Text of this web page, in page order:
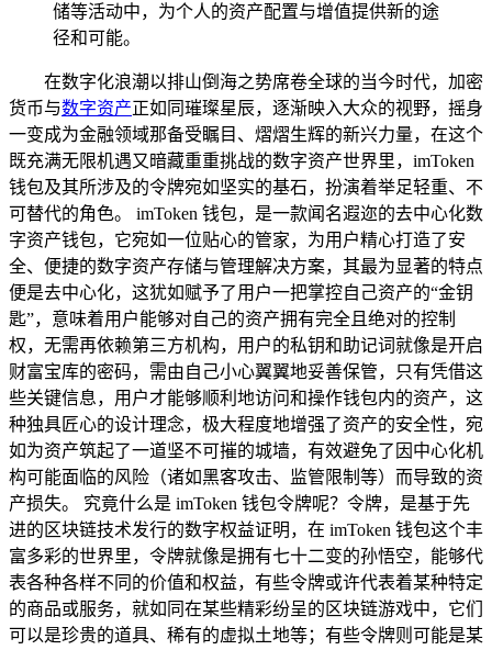
储等活动中，为个人的资产配置与增值提供新的途
径和可能。
在数字化浪潮以排山倒海之势席卷全球的当今时代，加密
货币与数字资产正如同璀璨星辰，逐渐映入大众的视野，摇身
一变成为金融领域那备受瞩目、熠熠生辉的新兴力量，在这个
既充满无限机遇又暗藏重重挑战的数字资产世界里，imToken
钱包及其所涉及的令牌宛如坚实的基石，扮演着举足轻重、不
可替代的角色。 imToken 钱包，是一款闻名遐迩的去中心化数
字资产钱包，它宛如一位贴心的管家，为用户精心打造了安
全、便捷的数字资产存储与管理解决方案，其最为显著的特点
便是去中心化，这犹如赋予了用户一把掌控自己资产的“金钥
匙”，意味着用户能够对自己的资产拥有完全且绝对的控制
权，无需再依赖第三方机构，用户的私钥和助记词就像是开启
财富宝库的密码，需由自己小心翼翼地妥善保管，只有凭借这
些关键信息，用户才能够顺利地访问和操作钱包内的资产，这
种独具匠心的设计理念，极大程度地增强了资产的安全性，宛
如为资产筑起了一道坚不可摧的城墙，有效避免了因中心化机
构可能面临的风险（诸如黑客攻击、监管限制等）而导致的资
产损失。 究竟什么是 imToken 钱包令牌呢？令牌，是基于先
进的区块链技术发行的数字权益证明，在 imToken 钱包这个丰
富多彩的世界里，令牌就像是拥有七十二变的孙悟空，能够代
表各种各样不同的价值和权益，有些令牌或许代表着某种特定
的商品或服务，就如同在某些精彩纷呈的区块链游戏中，它们
可以是珍贵的道具、稀有的虚拟土地等；有些令牌则可能是某